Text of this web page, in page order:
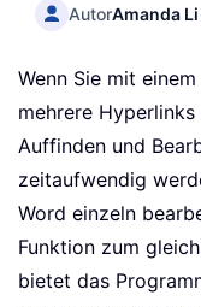
AutorAmanda Li
Wenn Sie mit
mehrere
Auffinden und
zeitaufwendig
Word einzeln
Funktion zum
bietet das